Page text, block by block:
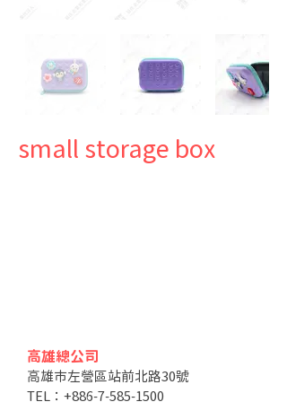
small storage box
高雄總公司
高雄市左營區站前北路30號
TEL：+886-7-585-1500